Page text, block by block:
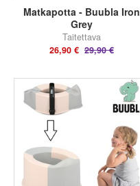
Matkapotta - Buubla Iron
Grey
Taitettava
26,90 € 29,90 €